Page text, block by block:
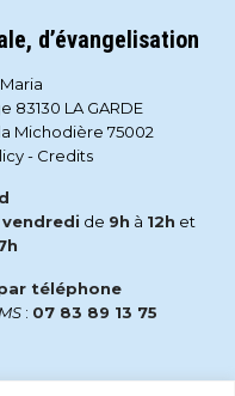
d’évangelisation
83130 LA GARDE
Michodière 75002
- Credits
vendredi de 9h à 12h et
téléphone
: 07 83 89 13 75